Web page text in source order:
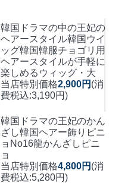
韓国ドラマの中の王妃の
ヘアースタイル韓国ウイ
ッグ韓国韓服チョゴリ用
ヘアースタイルが手軽に
楽しめるウィッグ・大
当店特別価格2,900円 (消
費税込:3,190円)
韓国ドラマの王妃のかん
ざし韓国ヘアー飾りピニ
ョNo16龍かんざしピニ
ョ
当店特別価格4,800円 (消
費税込:5,280円)